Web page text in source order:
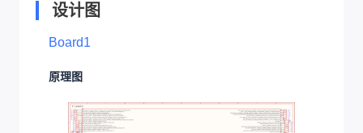
设计图
Board1
原理图